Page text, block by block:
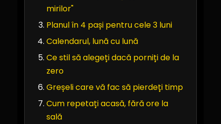
mirilor"
Planul în 4 pași pentru cele 3 luni
Calendarul, lună cu lună
Ce stil să alegeți dacă porniți de la
zero
Greșeli care vă fac să pierdeți timp
Cum repetați acasă, fără ore la
sală